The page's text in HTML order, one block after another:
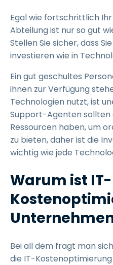
Egal wie fortschrittlich
Abteilung ist nur so gut
Stellen Sie sicher, dass
investieren wie in
Ein gut geschultes
ihnen zur Verfügung
Technologien nutzt, ist
Support-Agenten sollten
Ressourcen haben, um
zu bieten, daher ist die
wichtig wie jede
Warum ist IT-
Bei all dem fragt man
die IT-